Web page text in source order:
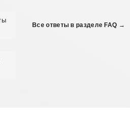
Все ответы в разделе FAQ →